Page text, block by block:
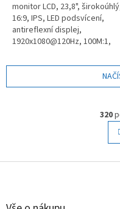
monitor LCD, 23,8",
16:9, IPS, LED podsvícení,
antireflexní displej,
1920x1080@120Hz, 100M:1,
1xHDMI(1.4) + 1xDP(1.2),audio
320
Z